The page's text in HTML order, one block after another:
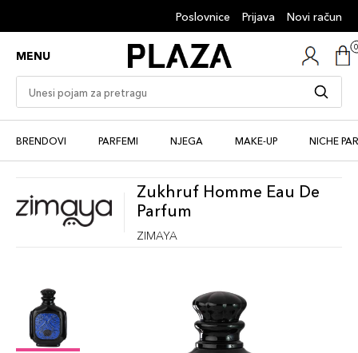
Poslovnice Prijava Novi račun
MENU
BRENDOVI PARFEMI NJEGA MAKE-UP NICHE
Zukhruf Homme Eau De
Parfum
ZIMAYA